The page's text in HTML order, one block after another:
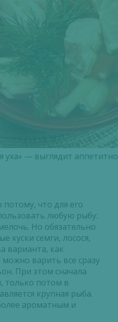
уха» — выглядит
что для его
любую рыбу:
Но обязательно
куски семги, лосося,
варианта, как
варить все сразу
При этом сначала
только потом в
крупная рыба.
ароматным и